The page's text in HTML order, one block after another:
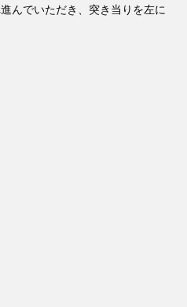
んでいただき、突き当りを左に